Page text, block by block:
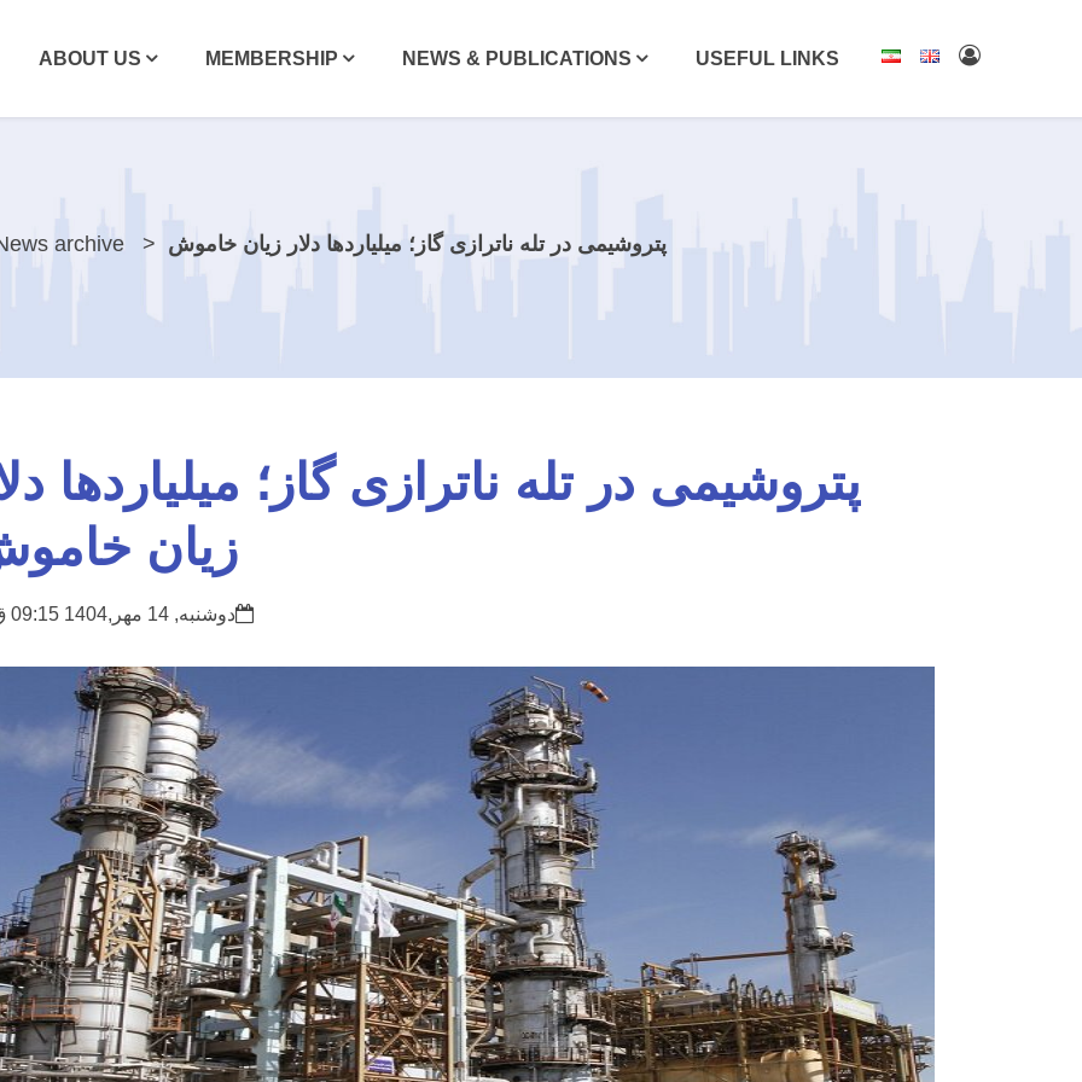
ABOUT US MEMBERSHIP NEWS & PUBLICATIONS USEFUL LINKS
archive پتروشیمی در تله ناترازی گاز؛ میلیاردها دلار زیان خاموش
پتروشیمی در تله ناترازی گاز؛ میلیاردها
زیان
دوشنبه, 14 مهر,1404 09:15 ق.ظ